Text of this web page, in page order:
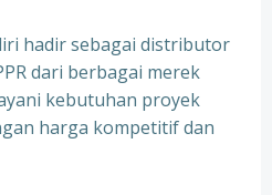
hadir sebagai distributor
dari berbagai merek
kebutuhan proyek
harga kompetitif dan